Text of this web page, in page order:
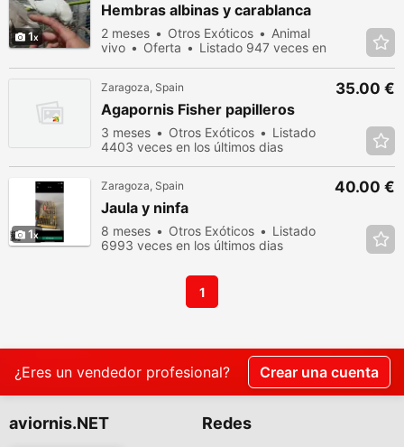
1
Hembras albinas y carablanca
2 meses Otros Exóticos
Animal
vivo
Oferta
Listado 947 veces en
Zaragoza, Spain
Agapornis Fisher papilleros
3 meses Otros Exóticos
Listado
4403 veces en los últimos dias
35.00 €
1
Zaragoza, Spain
Jaula y ninfa
8 meses Otros Exóticos
Listado
6993 veces en los últimos dias
40.00 €
1
¿Eres un vendedor profesional? Crear una cuenta
aviornis.NET Redes